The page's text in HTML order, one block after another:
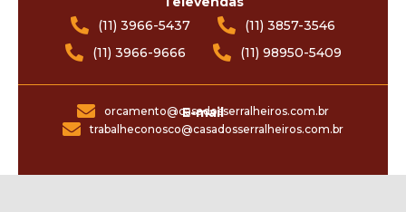
(11) 3966-5437
(11) 3857-3546
(11) 3966-9666
(11) 98950-5409
E-mail
orcamento@casadosserralheiros.com.br
trabalheconosco@casadosserralheiros.com.br